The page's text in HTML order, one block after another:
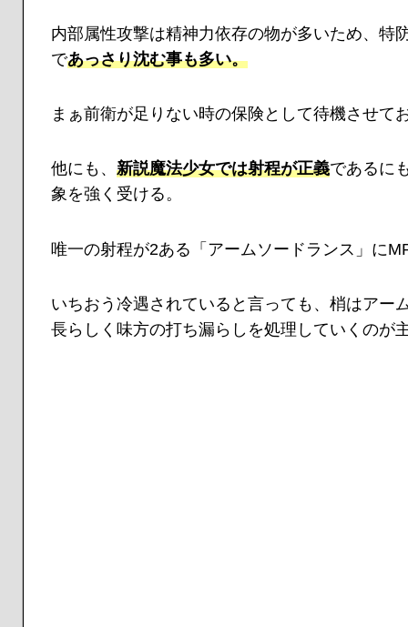
内部属性攻撃は精神力依存の物が多いため、特
であっさり沈む事も多い。
まぁ前衛が足りない時の保険として待機させて
他にも、 新説魔法少女では射程が正義であるに
象を強く受ける。
唯一の射程が2ある「アームソードランス」に
いちおう冷遇されていると言っても、梢はアー
長らしく味方の打ち漏らしを処理していくのが